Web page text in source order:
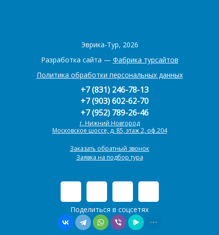
Эврика-Тур, 2026
Разработка сайта — Фабрика турсайтов
Политика обработки персональных данных
Поделиться в соцсетях
+7 (831) 246-78-13
+7 (903) 602-62-70
+7 (952) 789-26-46
г. Нижний Новгород
Московское шоссе, д. 85, этаж 2, оф.204
Заказать обратный звонок
Заявка на подбор тура